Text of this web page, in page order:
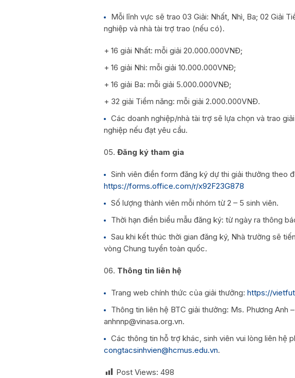
Mỗi lĩnh vực sẽ trao 03 Giải: Nhất, Nhì, Ba; 02 Giải
nghiệp và nhà tài trợ trao (nếu có).
+ 16 giải Nhất: mỗi giải 20.000.000VNĐ;
+ 16 giải Nhì: mỗi giải 10.000.000VNĐ;
+ 16 giải Ba: mỗi giải 5.000.000VNĐ;
+ 32 giải Tiềm năng: mỗi giải 2.000.000VNĐ.
Các doanh nghiệp/nhà tài trợ sẽ lựa chọn và trao
nghiệp nếu đạt yêu cầu.
Đăng ký tham gia
Sinh viên điền form đăng ký dự thi giải thưởng theo
https://forms.office.com/r/x92F23G878
Số lượng thành viên mỗi nhóm từ 2 – 5 sinh viên.
Thời hạn điền biểu mẫu đăng ký: từ ngày ra thông
Sau khi kết thúc thời gian đăng ký, Nhà trường sẽ
vòng Chung tuyển toàn quốc.
Thông tin liên hệ
Trang web chính thức của giải thưởng: https://
Thông tin liên hệ BTC giải thưởng: Ms. Phương Anh
anhnnp@vinasa.org.vn.
Các thông tin hỗ trợ khác, sinh viên vui lòng liên hệ
congtacsinhvien@hcmus.edu.vn.
Post Views: 498